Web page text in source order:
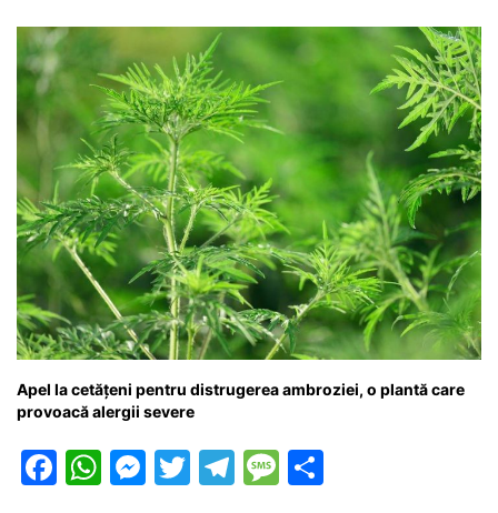
k
er
Apel la cetățeni pentru distrugerea ambroziei, o plantă care
provoacă alergii severe
F
W M T
T
M